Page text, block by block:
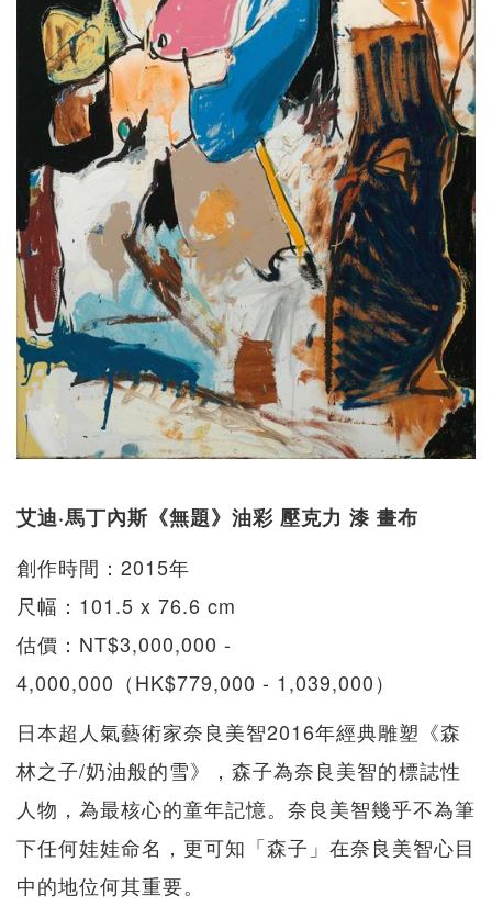
艾迪·馬丁內斯《無題》油彩 壓克力 漆 畫布
創作時間：2015年
尺幅：101.5 x 76.6 cm
估價：NT$3,000,000 -
4,000,000（HK$779,000 - 1,039,000）
日本超人氣藝術家奈良美智2016年經典雕塑《森
林之子/奶油般的雪》，森子為奈良美智的標誌性
人物，為最核心的童年記憶。奈良美智幾乎不為筆
下任何娃娃命名，更可知「森子」在奈良美智心目
中的地位何其重要。